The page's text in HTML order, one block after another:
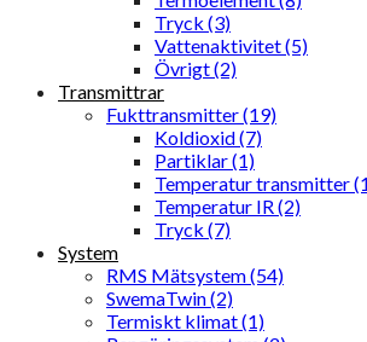
Tryck (3)
Vattenaktivitet (5)
Övrigt (2)
Transmittrar
Fukttransmitter (19)
Koldioxid (7)
Partiklar (1)
Temperatur transmitter
Temperatur IR (2)
Tryck (7)
System
RMS Mätsystem (54)
SwemaTwin (2)
Termiskt klimat (1)